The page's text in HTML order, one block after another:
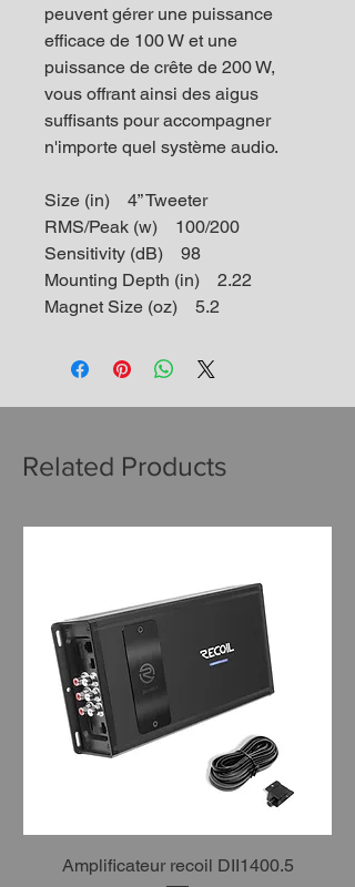
peuvent gérer une puissance
efficace de 100 W et une
puissance de crête de 200 W,
vous offrant ainsi des aigus
suffisants pour accompagner
n'importe quel système audio.
Size (in) 4” Tweeter
RMS/Peak (w) 100/200
Sensitivity (dB) 98
Mounting Depth (in) 2.22
Magnet Size (oz) 5.2
Related Products
Amplificateur recoil DII1400.5